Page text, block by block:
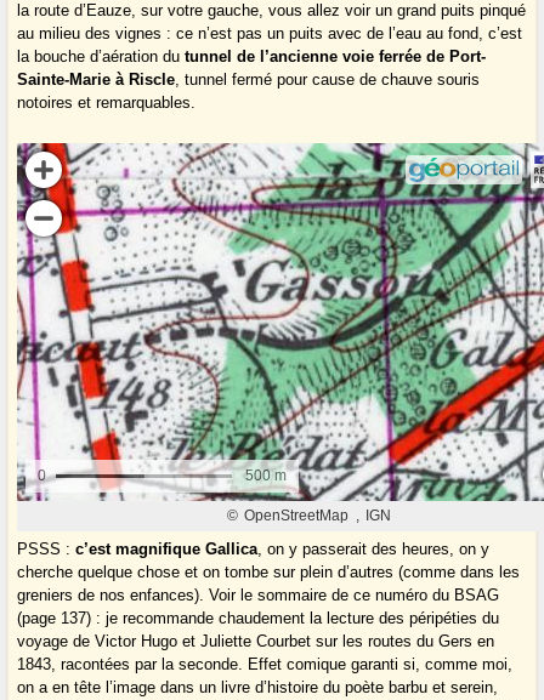
la route d’Eauze, sur votre gauche, vous allez voir un grand puits pinqué
au milieu des vignes : ce n’est pas un puits avec de l’eau au fond, c’est
la bouche d’aération dutunnel de l’ancienne voie ferrée de Port-
Sainte-Marie à Riscle, tunnel fermé pour cause de chauve souris
notoires et remarquables.
PSSS :c’est magnifique Gallica, on y passerait des heures, on y
cherche quelque chose et on tombe sur plein d’autres (comme dans les
greniers de nos enfances). Voir le sommaire de ce numéro du BSAG
(page 137) : je recommande chaudement la lecture des péripéties du
voyage de Victor Hugo et Juliette Courbet sur les routes du Gers en
1843, racontées par la seconde. Effet comique garanti si, comme moi,
on a en tête l’image dans un livre d’histoire du poète barbu et serein,